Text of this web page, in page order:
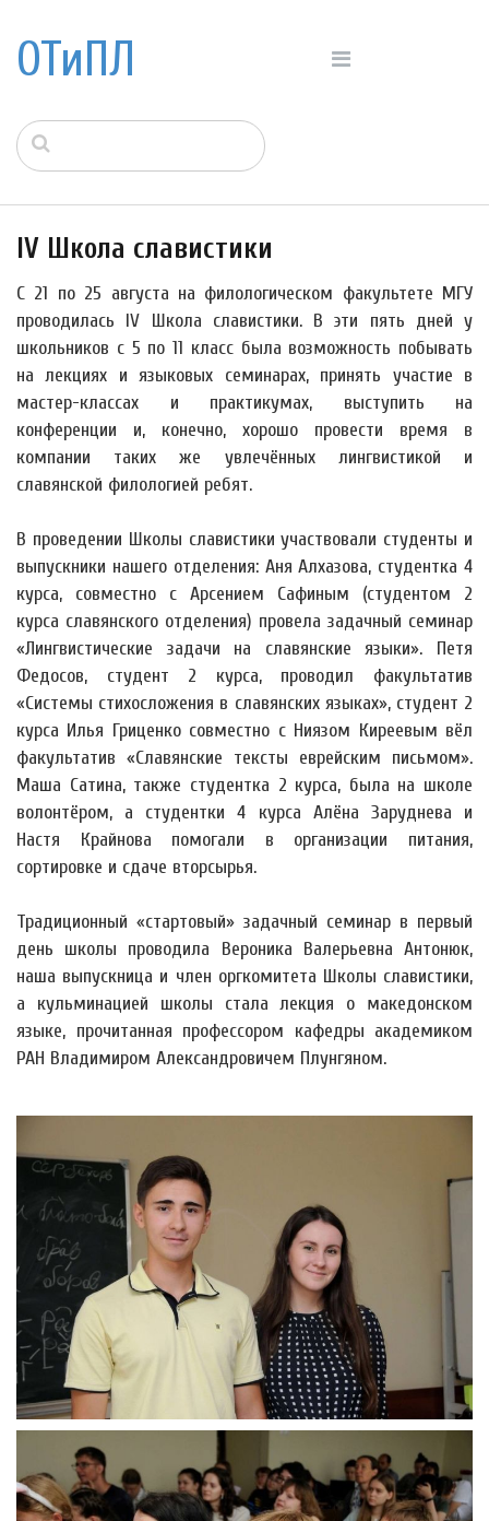
ОТиПЛ
IV Школа славистики
С 21 по 25 августа на филологическом факультете МГУ
проводилась IV Школа славистики. В эти пять дней у
школьников с 5 по 11 класс была возможность побывать
на лекциях и языковых семинарах, принять участие в
мастер-классах и практикумах, выступить на
конференции и, конечно, хорошо провести время в
компании таких же увлечённых лингвистикой и
славянской филологией ребят.
В проведении Школы славистики участвовали студенты и
выпускники нашего отделения: Аня Алхазова, студентка 4
курса, совместно с Арсением Сафиным (студентом 2
курса славянского отделения) провела задачный семинар
«Лингвистические задачи на славянские языки». Петя
Федосов, студент 2 курса, проводил факультатив
«Системы стихосложения в славянских языках», студент 2
курса Илья Гриценко совместно с Ниязом Киреевым вёл
факультатив «Славянские тексты еврейским письмом».
Маша Сатина, также студентка 2 курса, была на школе
волонтёром, а студентки 4 курса Алёна Заруднева и
Настя Крайнова помогали в организации питания,
сортировке и сдаче вторсырья.
Традиционный «стартовый» задачный семинар в первый
день школы проводила Вероника Валерьевна Антонюк,
наша выпускница и член оргкомитета Школы славистики,
а кульминацией школы стала лекция о македонском
языке, прочитанная профессором кафедры академиком
РАН Владимиром Александровичем Плунгяном.